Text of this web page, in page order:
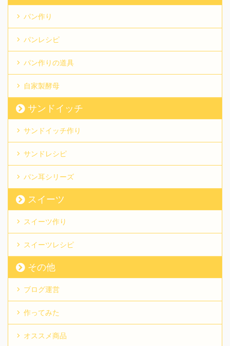
パン作り
パンレシピ
パン作りの道具
自家製酵母
サンドイッチ
サンドイッチ作り
サンドレシピ
パン耳シリーズ
スイーツ
スイーツ作り
スイーツレシピ
その他
ブログ運営
作ってみた
オススメ商品